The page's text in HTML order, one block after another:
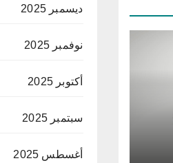
ديسمبر 2025
نوفمبر 2025
أكتوبر 2025
سبتمبر 2025
أغسطس 2025